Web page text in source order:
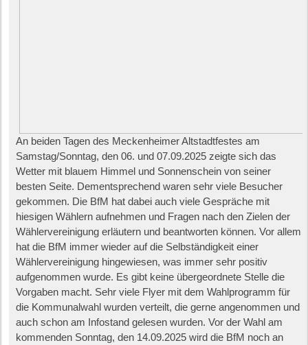
An beiden Tagen des Meckenheimer Altstadtfestes am
Samstag/Sonntag, den 06. und 07.09.2025 zeigte sich das
Wetter mit blauem Himmel und Sonnenschein von seiner
besten Seite. Dementsprechend waren sehr viele Besucher
gekommen. Die BfM hat dabei auch viele Gespräche mit
hiesigen Wählern aufnehmen und Fragen nach den Zielen der
Wählervereinigung erläutern und beantworten können. Vor allem
hat die BfM immer wieder auf die Selbständigkeit einer
Wählervereinigung hingewiesen, was immer sehr positiv
aufgenommen wurde. Es gibt keine übergeordnete Stelle die
Vorgaben macht. Sehr viele Flyer mit dem Wahlprogramm für
die Kommunalwahl wurden verteilt, die gerne angenommen und
auch schon am Infostand gelesen wurden. Vor der Wahl am
kommenden Sonntag, den 14.09.2025 wird die BfM noch an